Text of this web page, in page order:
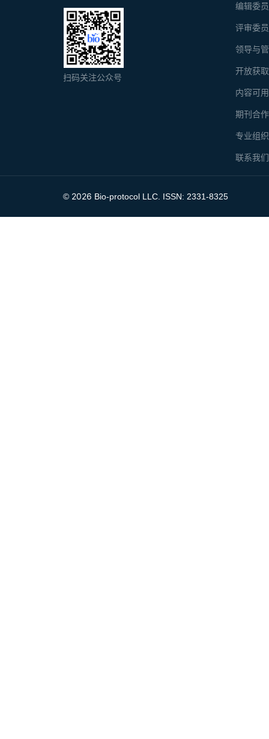
编辑委
评审委
领导与
开放获
内容可
期刊合
专业组
联系我们
扫码关注公众号
© 2026 Bio-protocol LLC. ISSN: 2331-8325